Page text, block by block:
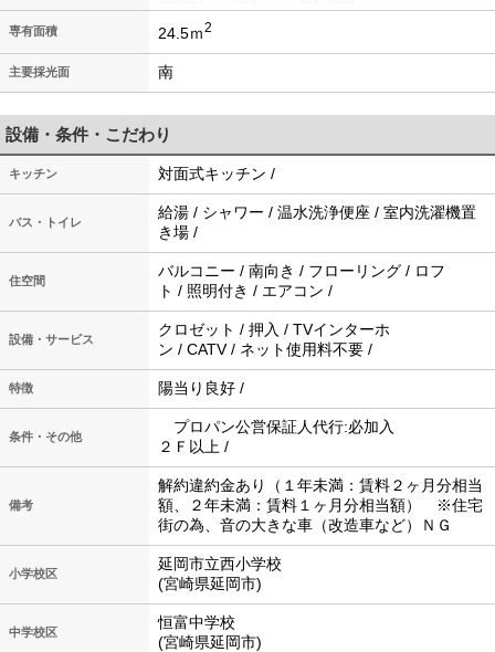
専有面積 24.5ｍ2
主要採光面 南
設備・条件・こだわり
キッチン 対面式キッチン /
バス・トイレ
給湯 / シャワー / 温水洗浄便座 / 室内洗濯機置
き場 /
住空間
バルコニー / 南向き / フローリング / ロフ
ト / 照明付き / エアコン /
設備・サービス
クロゼット / 押入 / TVインターホ
ン / CATV / ネット使用料不要 /
特徴 陽当り良好 /
条件・その他
プロパン公営保証人代行:必加入
２Ｆ以上 /
備考
解約違約金あり（１年未満：賃料２ヶ月分相当
額、２年未満：賃料１ヶ月分相当額） ※住宅
街の為、音の大きな車（改造車など）ＮＧ
小学校区
延岡市立西小学校
(宮崎県延岡市)
中学校区
恒富中学校
(宮崎県延岡市)